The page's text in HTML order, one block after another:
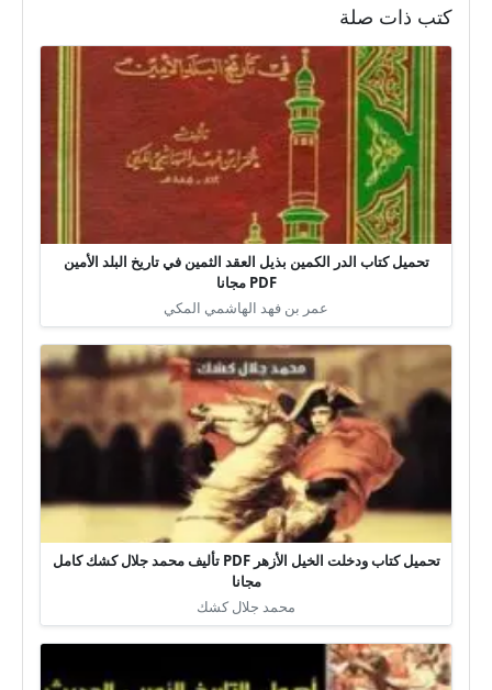
كتب ذات صلة
تحميل كتاب الدر الكمين بذيل العقد الثمين في تاريخ البلد الأمين
PDF مجانا
عمر بن فهد الهاشمي المكي
تحميل كتاب ودخلت الخيل الأزهر PDF تأليف محمد جلال كشك كامل
مجانا
محمد جلال كشك